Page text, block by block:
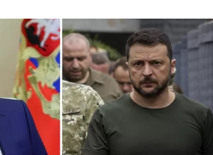
NERA
INCIDENTI
INCIDENTI
SUL
LAVORO
RITIRO
PRODOTTI
ALIMENTARI
METEO
TASSE